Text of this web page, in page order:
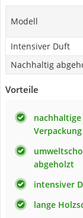
Modell
Intensiver Duft
Nachhaltig
Vorteile
nachhaltige
Verpackung
abgeholzt
intensiver
lange